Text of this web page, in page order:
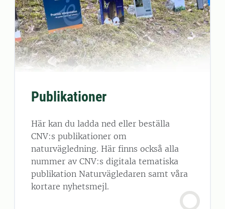
Publikationer
Här kan du ladda ned eller beställa
CNV:s publikationer om
naturvägledning. Här finns också alla
nummer av CNV:s digitala tematiska
publikation Naturvägledaren samt våra
kortare nyhetsmejl.